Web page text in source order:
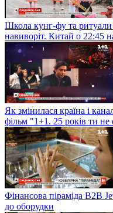
Школа кунг-фу та
навиворіт. Китай о 22:45
Як змінилася країна і
фільм "1+1. 25 років ти
Фінансова піраміда B2B
до оборудки